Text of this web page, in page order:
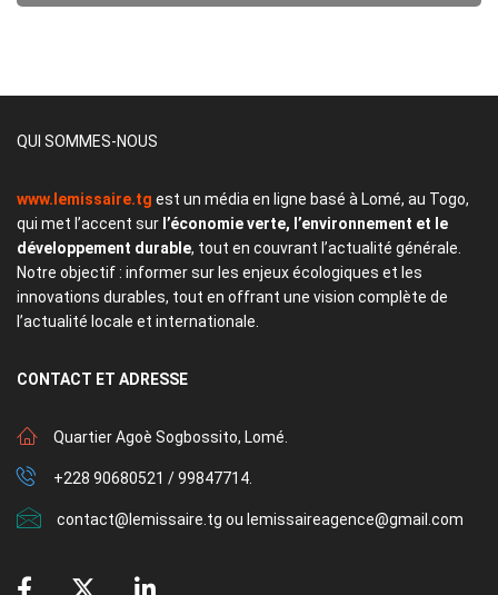
QUI SOMMES-NOUS
www.lemissaire.tg est un média en ligne basé à Lomé, au Togo,
qui met l’accent sur l’économie verte, l’environnement et le
développement durable, tout en couvrant l’actualité générale.
Notre objectif : informer sur les enjeux écologiques et les
innovations durables, tout en offrant une vision complète de
l’actualité locale et internationale.
CONTACT ET ADRESSE
Quartier Agoè Sogbossito, Lomé.
+228 90680521 / 99847714.
contact@lemissaire.tg ou lemissaireagence@gmail.com